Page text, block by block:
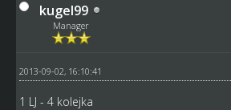
kugel99
Manager
2013-09-02, 16:10:41
1 LJ - 4 kolejka